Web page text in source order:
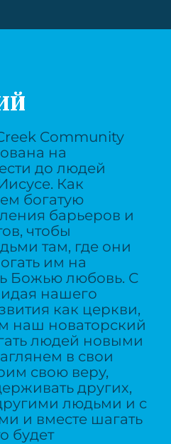
Community
на
до людей
Как
богатую
барьеров и
чтобы
там, где они
им на
Божью любовь. С
нашего
как церкви,
наш новаторский
людей новыми
в свои
свою веру,
других,
людьми и с
и вместе шагать
будет